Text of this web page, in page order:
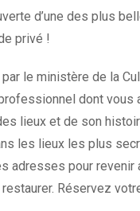
d’une des plus
privé !
le ministère de la
dont vous
lieux et de son
les lieux les plus
adresses pour revenir
Réservez